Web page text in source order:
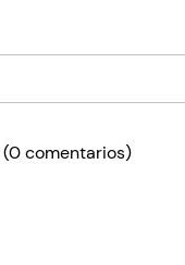
(0 comentarios)